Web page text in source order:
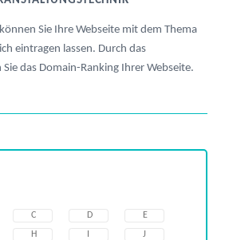
Sie Ihre Webseite mit dem Thema
eintragen lassen. Durch das
das Domain-Ranking Ihrer Webseite.
C D
E
H
J